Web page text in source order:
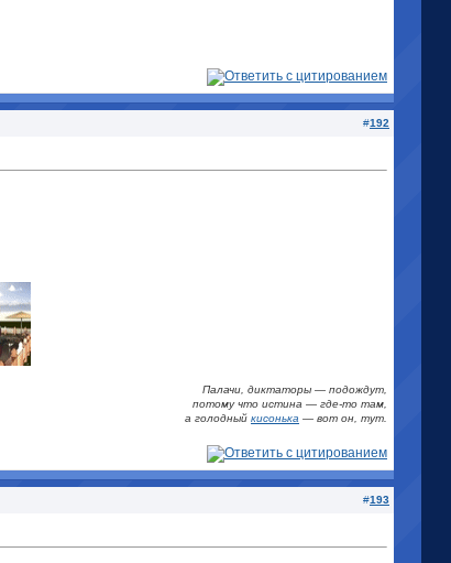
#192
Палачи, диктаторы — подождут,
потому что истина — где-то там,
а голодный кисонька — вот он, тут.
#193